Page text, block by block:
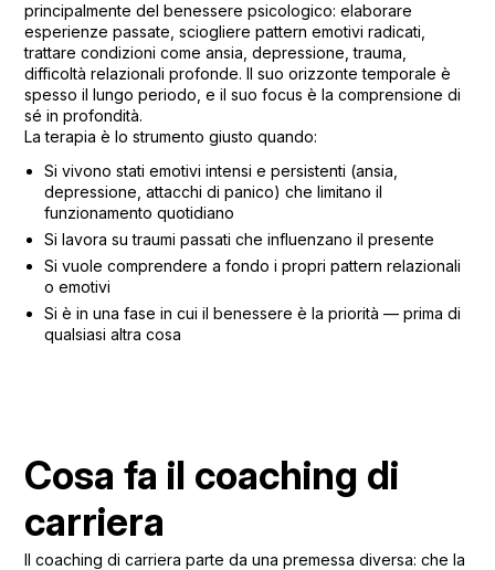
principalmente del benessere psicologico: elaborare
esperienze passate, sciogliere pattern emotivi radicati,
trattare condizioni come ansia, depressione, trauma,
difficoltà relazionali profonde. Il suo orizzonte temporale è
spesso il lungo periodo, e il suo focus è la comprensione di
sé in profondità.
La terapia è lo strumento giusto quando:
Si vivono stati emotivi intensi e persistenti (ansia,
depressione, attacchi di panico) che limitano il
funzionamento quotidiano
Si lavora su traumi passati che influenzano il presente
Si vuole comprendere a fondo i propri pattern relazionali
o emotivi
Si è in una fase in cui il benessere è la priorità — prima di
qualsiasi altra cosa
Cosa fa il coaching di
carriera
Il coaching di carriera parte da una premessa diversa: che la